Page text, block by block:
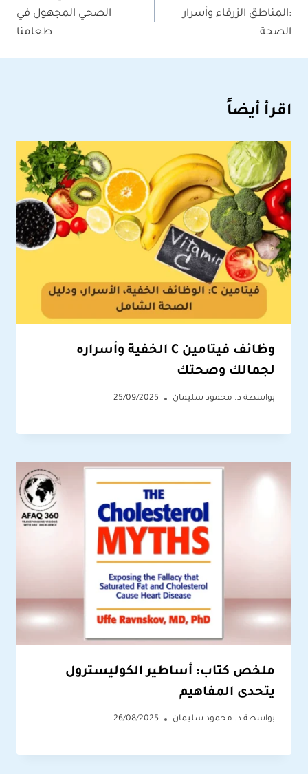
:المناطق الزرقاء وأسرار
الصحة
الصحي المجهول في
طعامنا
اقرأ أيضاً
وظائف فيتامين C الخفية وأسراره
لجمالك وصحتك
بواسطة د. محمود سليمان 25/09/2025
ملخص كتاب: أساطير الكوليسترول
يتحدى المفاهيم
بواسطة د. محمود سليمان 26/08/2025